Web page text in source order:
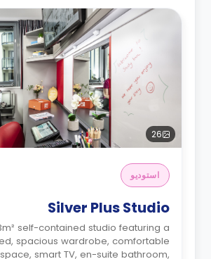
26
استوديو
Silver Plus Studio
self-contained studio featuring a
spacious wardrobe, comfortable
smart TV, en-suite bathroom,